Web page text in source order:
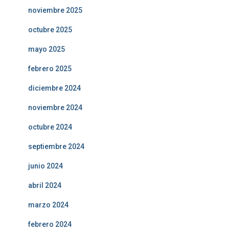
noviembre 2025
octubre 2025
mayo 2025
febrero 2025
diciembre 2024
noviembre 2024
octubre 2024
septiembre 2024
junio 2024
abril 2024
marzo 2024
febrero 2024